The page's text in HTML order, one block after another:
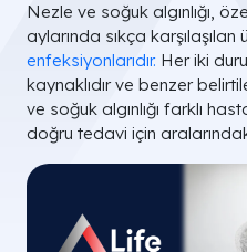
Nezle ve soğuk algınlığı,
aylarında sıkça karşılaşılan
enfeksiyonlarıdır. Her iki
kaynaklıdır ve benzer
ve soğuk algınlığı farklı
doğru tedavi için